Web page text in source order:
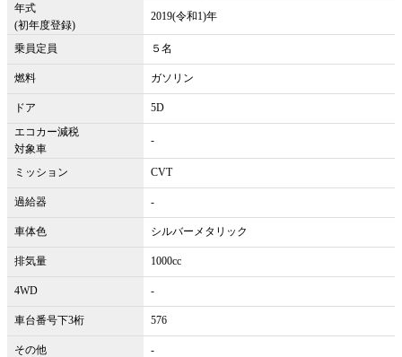
年式
(初年度登録)
2019(令和1)年
乗員定員 ５名
燃料 ガソリン
ドア
5D
エコカー減税
対象車
-
ミッション CVT
過給器 -
車体色 シルバーメタリック
排気量 1000cc
4WD -
車台番号下3桁 576
その他 -